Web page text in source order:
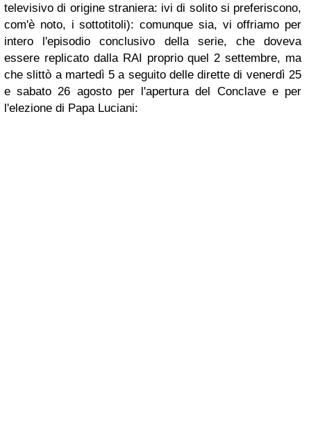
televisivo di origine straniera: ivi di solito si preferiscono,
com'è noto, i sottotitoli): comunque sia, vi offriamo per
intero l'episodio conclusivo della serie, che doveva
essere replicato dalla RAI proprio quel 2 settembre, ma
che slittò a martedì 5 a seguito delle dirette di venerdì 25
e sabato 26 agosto per l'apertura del Conclave e per
l'elezione di Papa Luciani: